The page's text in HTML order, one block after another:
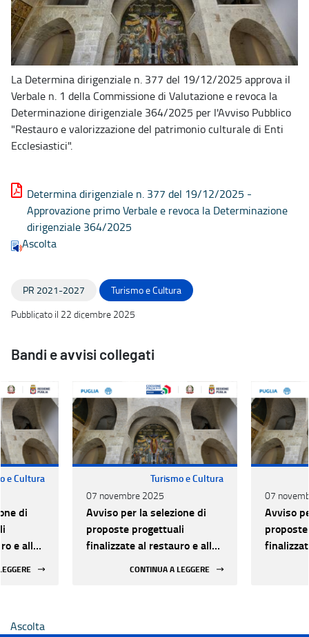
La Determina dirigenziale n. 377 del 19/12/2025 approva il
Verbale n. 1 della Commissione di Valutazione e revoca la
Determinazione dirigenziale 364/2025 per l'Avviso Pubblico
"Restauro e valorizzazione del patrimonio culturale di Enti
Ecclesiastici".
Determina dirigenziale n. 377 del 19/12/2025 -
Approvazione primo Verbale e revoca la Determinazione
dirigenziale 364/2025
Ascolta
PR 2021-2027
Turismo e Cultura
Pubblicato il 22 dicembre 2025
Bandi e avvisi collegati
e Cultura
di
e alla
Turismo e Cultura
07 novembre 2025
Avviso per la selezione di
proposte progettuali
finalizzate al restauro e alla
CONTINUA A LEGGERE
07
Avviso
Ascolta